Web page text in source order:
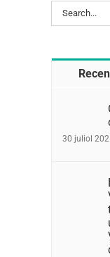
Search
for:
30 juliol